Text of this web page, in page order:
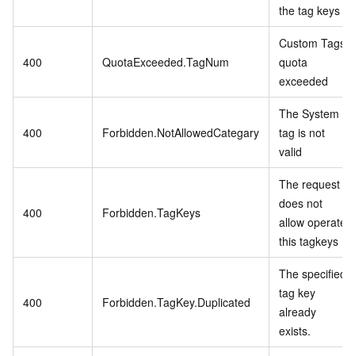
the tag keys
400 QuotaExceeded.TagNum
Custom Tags
quota
exceeded
400 Forbidden.NotAllowedCategary
The System
tag is not
valid
400 Forbidden.TagKeys
The request
does not
allow operate
this tagkeys
400 Forbidden.TagKey.Duplicated
The specified
tag key
already
exists.